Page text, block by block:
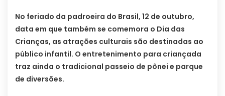
No feriado da padroeira do Brasil, 12 de outubro,
data em que também se comemora o Dia das
Crianças, as atrações culturais são destinadas ao
público infantil. O entretenimento para criançada
traz ainda o tradicional passeio de pônei e parque
de diversões.